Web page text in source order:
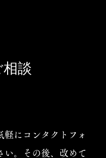
談
にコンタクトフォ
い。その後、改めて